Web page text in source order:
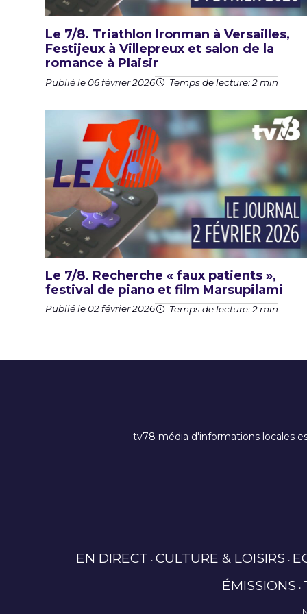
Le 7/8. Triathlon Ironman à Versailles,
Festijeux à Villepreux et salon de la
romance à Plaisir
Publié le 06 février 2026 Temps de lecture: 2 min
Le 7/8. Recherche « faux patients »,
festival de piano et film Marsupilami
Publié le 02 février 2026 Temps de lecture: 2 min
tv78 média d'informations locales
EN DIRECT CULTURE & LOISIRS
ÉMISSIONS